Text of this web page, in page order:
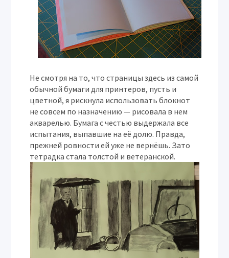
Не смотря на то, что страницы здесь из самой
обычной бумаги для принтеров, пусть и
цветной, я рискнула использовать блокнот
не совсем по назначению — рисовала в нем
акварелью. Бумага с честью выдержала все
испытания, выпавшие на её долю. Правда,
прежней ровности ей уже не вернёшь. Зато
тетрадка стала толстой и ветеранской.